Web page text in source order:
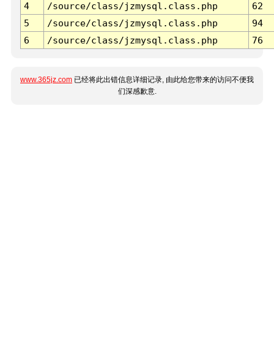
4
/source/class/jzmysql.class.php
62
5
/source/class/jzmysql.class.php
94
6
/source/class/jzmysql.class.php 76
www.365jz.com 已经将此出错信息详细记录, 由此给您带来的访问不便我
们深感歉意.